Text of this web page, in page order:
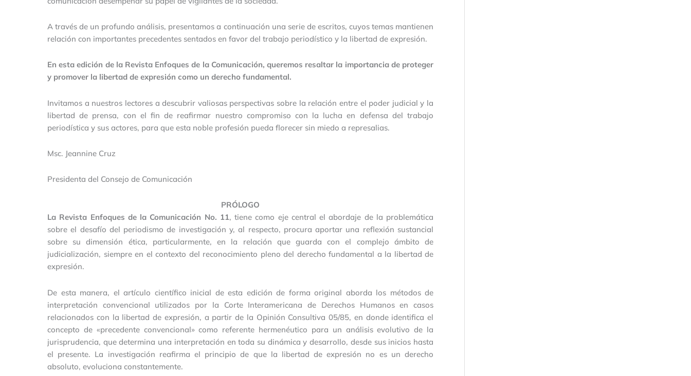
A través de un profundo análisis, presentamos a continuación una serie de escritos, cuyos temas mantienen
relación con importantes precedentes sentados en favor del trabajo periodístico y la libertad de expresión.
En esta edición de la Revista Enfoques de la Comunicación, queremos resaltar la importancia de proteger
y promover la libertad de expresión como un derecho fundamental.
Invitamos a nuestros lectores a descubrir valiosas perspectivas sobre la relación entre el poder judicial y la
libertad de prensa, con el fin de reafirmar nuestro compromiso con la lucha en defensa del trabajo
periodística y sus actores, para que esta noble profesión pueda florecer sin miedo a represalias.
Msc. Jeannine Cruz
Presidenta del Consejo de Comunicación
PRÓLOGO
La Revista Enfoques de la Comunicación No. 11, tiene como eje central el abordaje de la problemática
sobre el desafío del periodismo de investigación y, al respecto, procura aportar una reflexión sustancial
sobre su dimensión ética, particularmente, en la relación que guarda con el complejo ámbito de
judicialización, siempre en el contexto del reconocimiento pleno del derecho fundamental a la libertad de
expresión.
De esta manera, el artículo científico inicial de esta edición de forma original aborda los métodos de
interpretación convencional utilizados por la Corte Interamericana de Derechos Humanos en casos
relacionados con la libertad de expresión, a partir de la Opinión Consultiva 05/85, en donde identifica el
concepto de «precedente convencional» como referente hermenéutico para un análisis evolutivo de la
jurisprudencia, que determina una interpretación en toda su dinámica y desarrollo, desde sus inicios hasta
el presente. La investigación reafirma el principio de que la libertad de expresión no es un derecho
absoluto, evoluciona constantemente.